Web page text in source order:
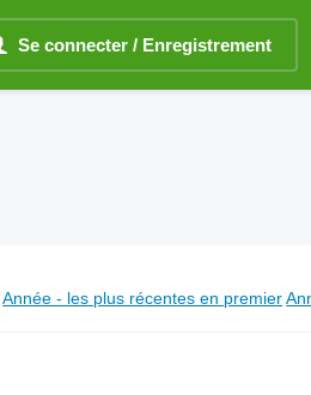
Se connecter / Enregistrement
Année - les plus récentes en premier